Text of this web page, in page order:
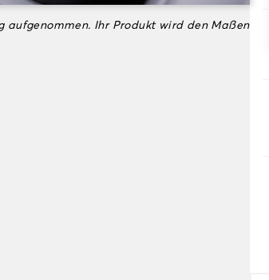
aufgenommen. Ihr Produkt wird den Maßen